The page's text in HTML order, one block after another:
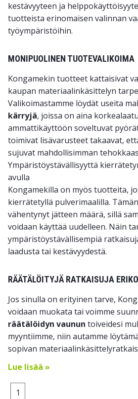
kestävyyteen ja
tuotteista erinomaisen valinnan
työympäristöihin.
MONIPUOLINEN TUOTEVALIKOIMA
Kongamekin tuotteet kattaisivat
kaupan materiaalinkäsittelyn
Valikoimastamme löydät useita
kärryjä, joissa on aina
ammattikäyttöön soveltuvat
toimivat lisävarusteet takaavat,
sujuvat mahdollisimman
Ympäristöystävällisyyttä
avulla
Kongamekilla on myös tuotteita,
kierrätetyllä pulverimaalilla.
vähentynyt jätteen määrä, sillä
voidaan käyttää uudelleen. Näin
ympäristöystävällisempiä
laadusta tai kestävyydestä.
RÄÄTÄLÖITYJÄ RATKAISUJA
Jos sinulla on erityinen tarve,
voidaan muokata tai voimme
räätälöidyn vaunun toiveidesi
myyntiimme, niin autamme
sopivan
Lue lisää »
1